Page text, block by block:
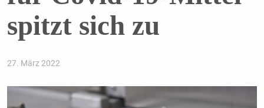
spitzt sich zu
27. März 2022